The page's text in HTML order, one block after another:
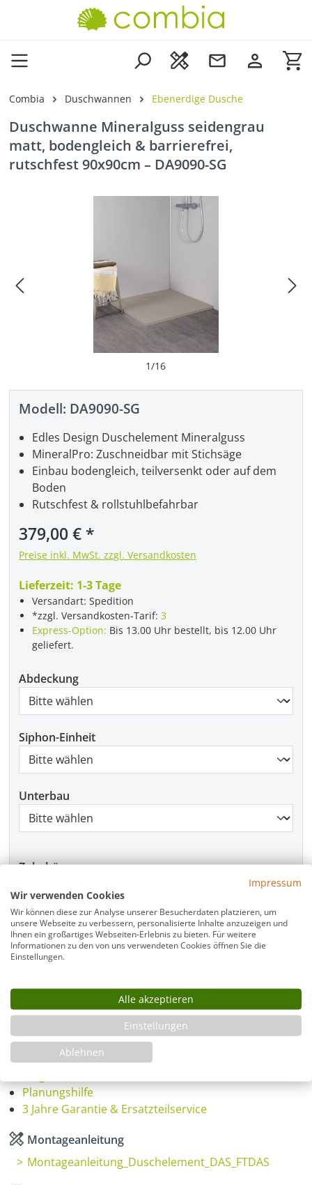
Zum Hauptinhalt springen
Combia Duschwannen Ebenerdige Dusche
Duschwanne Mineralguss seidengrau
matt, bodengleich & barrierefrei,
rutschfest 90x90cm – DA9090-SG
1/16
Modell: DA9090-SG
Regulärer Preis:
379,00 €
Preise inkl. MwSt. zzgl. Versandkosten
Lieferzeit: 1-3 Tage
Versandart: Spedition
*zzgl. Versandkosten-Tarif:3
Express-Option: Bis 13.00 Uhr bestellt, bis 12.00 Uhr
geliefert.
Edles Design Duschelement Mineralguss
MineralPro: Zuschneidbar mit Stichsäge
Einbau bodengleich, teilversenkt oder auf dem
Boden
Rutschfest & rollstuhlbefahrbar
Abdeckung
Siphon-Einheit
Unterbau
Zubehör
Haarsieb für flache Ablaufgarnitur WFS90 /
WFDAS90
i
Dichtband Duschwanne Schallschutzband
i
45,50 €
In den Warenkorb
Planungshilfe
3 Jahre Garantie & Ersatzteilservice
Montageanleitung
Montageanleitung_Duschelement_DAS_FTDAS
Impressum
Wir verwenden Cookies
Wir können diese zur Analyse unserer Besucherdaten platzieren, um
unsere Webseite zu verbessern, personalisierte Inhalte anzuzeigen und
Ihnen ein großartiges Webseiten-Erlebnis zu bieten. Für weitere
Informationen zu den von uns verwendeten Cookies öffnen Sie die
Einstellungen.
Alle akzeptieren
Einstellungen
Ablehnen